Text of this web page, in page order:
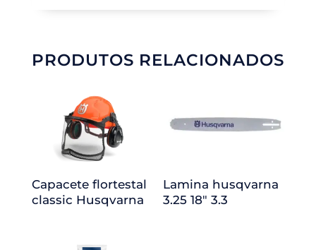
PRODUTOS RELACIONADOS
Capacete flortestal
classic Husqvarna
Lamina husqvarna
3.25 18″ 3.3